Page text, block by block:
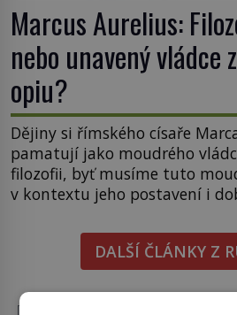
Marcus Aurelius:
nebo unavený vládce
opiu?
Dějiny si římského císaře
pamatují jako moudrého
filozofii, byť musíme tuto
v kontextu jeho postavení i
pravdu na padrť a prohlásit,
unavený a drogou ovládaný
byl zastáncem stoicismu,
DALŠÍ ČLÁNKY Z